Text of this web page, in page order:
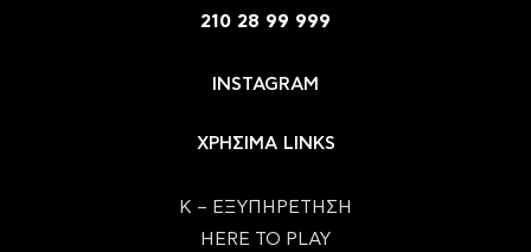
210 28 99 999
INSTAGRAM
ΧΡΗΣΙΜΑ LINKS
Κ – ΕΞΥΠΗΡΕΤΗΣΗ
HERE TO PLAY